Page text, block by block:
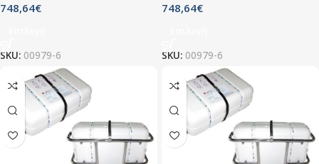
748,64€
SKU: 00979-6
748,64€
SKU: 00979-6